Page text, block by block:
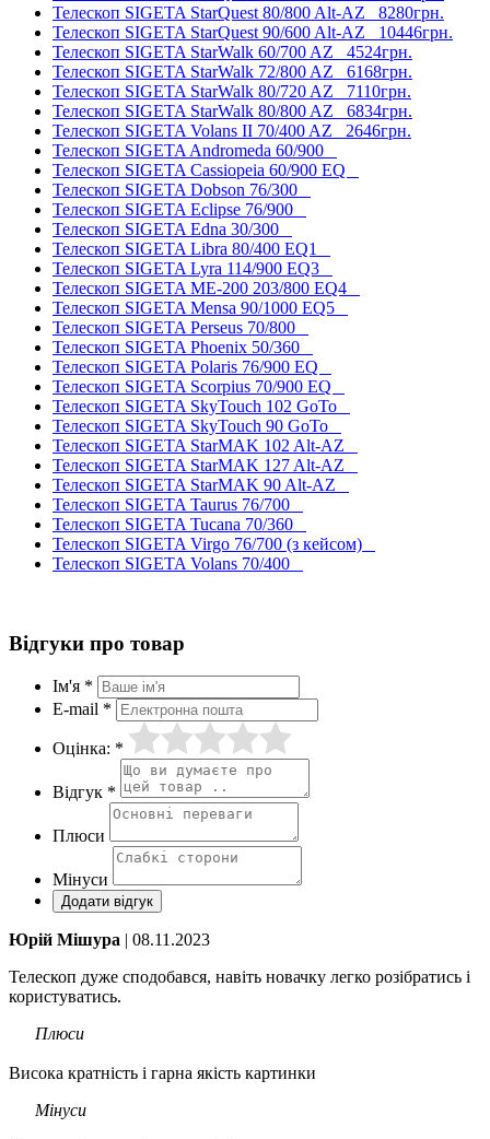
Телескоп SIGETA StarQuest 80/800 Alt-AZ 8280грн.
Телескоп SIGETA StarQuest 90/600 Alt-AZ 10446грн.
Телескоп SIGETA StarWalk 60/700 AZ 4524грн.
Телескоп SIGETA StarWalk 72/800 AZ 6168грн.
Телескоп SIGETA StarWalk 80/720 AZ 7110грн.
Телескоп SIGETA StarWalk 80/800 AZ 6834грн.
Телескоп SIGETA Volans II 70/400 AZ 2646грн.
Телескоп SIGETA Andromeda 60/900
Телескоп SIGETA Cassiopeia 60/900 EQ
Телескоп SIGETA Dobson 76/300
Телескоп SIGETA Eclipse 76/900
Телескоп SIGETA Edna 30/300
Телескоп SIGETA Libra 80/400 EQ1
Телескоп SIGETA Lyra 114/900 EQ3
Телескоп SIGETA ME-200 203/800 EQ4
Телескоп SIGETA Mensa 90/1000 EQ5
Телескоп SIGETA Perseus 70/800
Телескоп SIGETA Phoenix 50/360
Телескоп SIGETA Polaris 76/900 EQ
Телескоп SIGETA Scorpius 70/900 EQ
Телескоп SIGETA SkyTouch 102 GoTo
Телескоп SIGETA SkyTouch 90 GoTo
Телескоп SIGETA StarMAK 102 Alt-AZ
Телескоп SIGETA StarMAK 127 Alt-AZ
Телескоп SIGETA StarMAK 90 Alt-AZ
Телескоп SIGETA Taurus 76/700
Телескоп SIGETA Tucana 70/360
Телескоп SIGETA Virgo 76/700 (з кейсом)
Телескоп SIGETA Volans 70/400
Відгуки про товар
Ім'я *
E-mail *
Оцінка: *
Відгук *
Плюси
Мінуси
Юрій Мішура | 08.11.2023
Телескоп дуже сподобався, навіть новачку легко розібратись і
користуватись.
Плюси
Висока кратність і гарна якість картинки
Мінуси